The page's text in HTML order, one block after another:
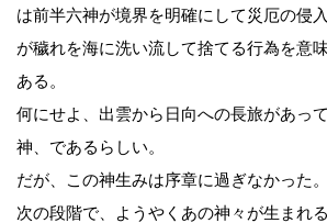
は前半六神が境界を明確にして災厄の侵
が穢れを海に洗い流して捨てる行為を意
ある。
何にせよ、出雲から日向への長旅があっ
神、であるらしい。
だが、この神生みは序章に過ぎなかった。
次の段階で、ようやくあの神々が生まれる